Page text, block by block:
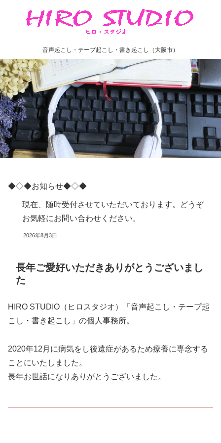
音声起こし・テープ起こし・書き起こし（大阪市）
◆◇◆お知らせ◆◇◆
現在、随時受付させていただいております。どうぞ
お気軽にお問い合わせください。
2026年8月3日
長年ご愛好いただきありがとうございまし
た
HIRO STUDIO（ヒロスタジオ）「音声起こし・テープ起
こし・書き起こし」の個人事務所。
2020年12月に病気をし後遺症があるため療養に専念する
ことにいたしました。
長年お世話になりありがとうございました。